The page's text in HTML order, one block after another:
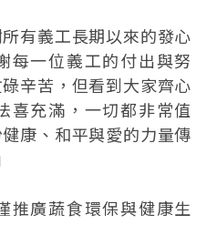
有義工長期以來的發心
每一位義工的付出與努
辛苦，但看到大家齊心
喜充滿，一切都非常值
康、和平與愛的力量傳
推廣蔬食環保與健康生